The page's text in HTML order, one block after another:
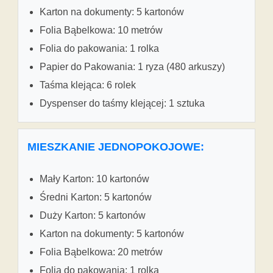
Karton na dokumenty: 5 kartonów
Folia Bąbelkowa: 10 metrów
Folia do pakowania: 1 rolka
Papier do Pakowania: 1 ryza (480 arkuszy)
Taśma klejąca: 6 rolek
Dyspenser do taśmy klejącej: 1 sztuka
MIESZKANIE JEDNOPOKOJOWE:
Mały Karton: 10 kartonów
Średni Karton: 5 kartonów
Duży Karton: 5 kartonów
Karton na dokumenty: 5 kartonów
Folia Bąbelkowa: 20 metrów
Folia do pakowania: 1 rolka